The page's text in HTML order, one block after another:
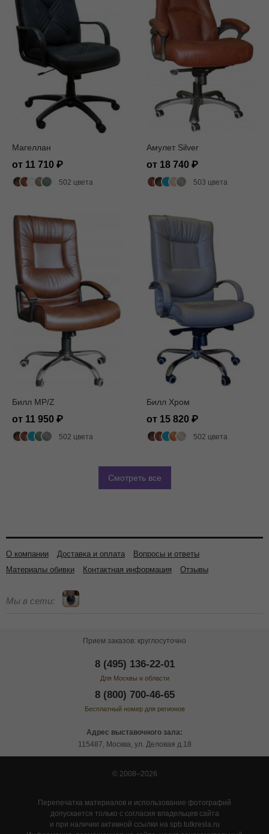
Магеллан
от 11 710
502 цвета
Амулет Silver
от 18 740
503 цвета
Билл MP/Z
от 11 950
502 цвета
Билл Хром
от 15 820
502 цвета
Смотреть все
О компании Доставка и оплата
Вопросы и ответы
Материалы обивки
Контактная информация Отзывы
Мы в сети:
Прием заказов: круглосуточно
8 (495) 136-22-01
Для Москвы и области
8 (800) 700-46-65
Бесплатный номер для регионов
Адрес выставочного зала:
115487, Москва, ул. Деловая д.18
© 2008–2026
Перепечатка материалов и использование фотографий
допускается только с согласия владельцев сайта
и при наличии активной ссылки на spb.tutkresla.ru